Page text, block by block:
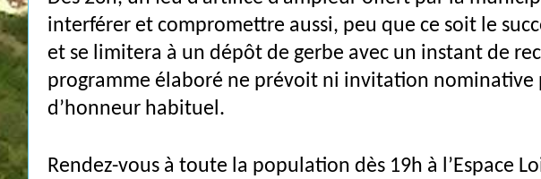
interférer et compromettre aussi, peu que ce soit le
et se limitera à un dépôt de gerbe avec un instant de
programme élaboré ne prévoit ni invitation
d’honneur habituel.
Rendez-vous à toute la population dès 19h à l’Espace